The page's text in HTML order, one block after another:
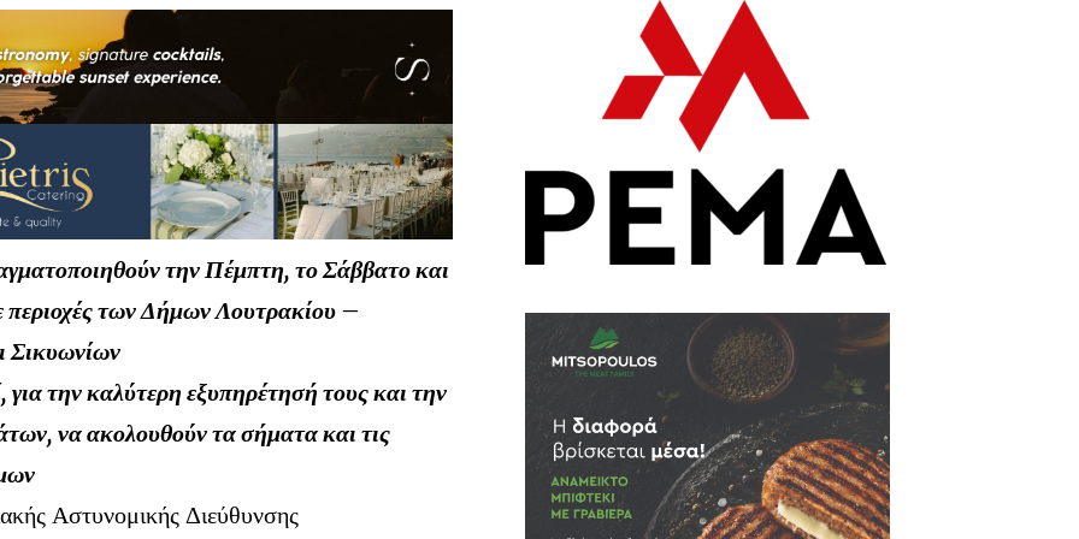
την Πέμπτη, το Σάββατο και
των Δήμων Λουτρακίου –
για την καλύτερη εξυπηρέτησή τους και την
να ακολουθούν τα σήματα και τις
Αστυνομικής Διεύθυνσης